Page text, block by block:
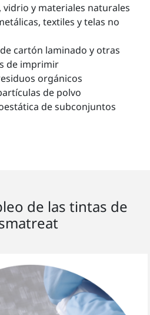
vidrio y materiales naturales
textiles y telas no
cartón laminado y otras
de imprimir
orgánicos
de polvo
de subconjuntos
de las tintas de